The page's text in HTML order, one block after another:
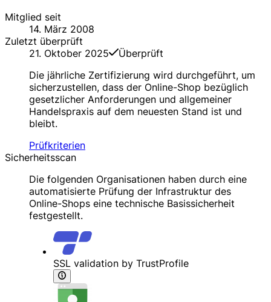
Mitglied seit
14. März 2008
Zuletzt überprüft
21. Oktober 2025
Überprüft
Die jährliche Zertifizierung wird durchgeführt, um
sicherzustellen, dass der Online-Shop bezüglich
gesetzlicher Anforderungen und allgemeiner
Handelspraxis auf dem neuesten Stand ist und
bleibt.
Prüfkriterien
Sicherheitsscan
Die folgenden Organisationen haben durch eine
automatisierte Prüfung der Infrastruktur des
Online-Shops eine technische Basissicherheit
festgestellt.
SSL validation by TrustProfile